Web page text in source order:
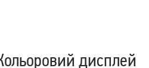
дисплей